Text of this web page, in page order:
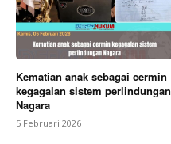
Kematian anak sebagai cermin
kegagalan sistem perlindungan
Nagara
5 Februari 2026